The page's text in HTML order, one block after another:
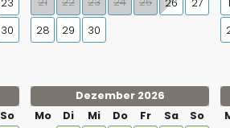
30
28
29 30
So
Dezember 2026
Mo
Di Mi Do Fr Sa
So